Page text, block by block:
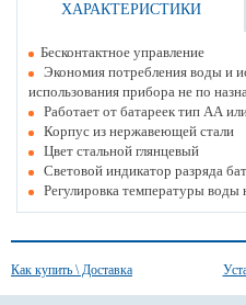
ХАРАКТЕРИСТИКИ
Бесконтактное управление
Экономия потребления воды и
использования прибора не по
Работает от батареек тип АА
Корпус из нержавеющей стали
Цвет стальной глянцевый
Световой индикатор разряда
Регулировка температуры воды
Как купить \ Доставка